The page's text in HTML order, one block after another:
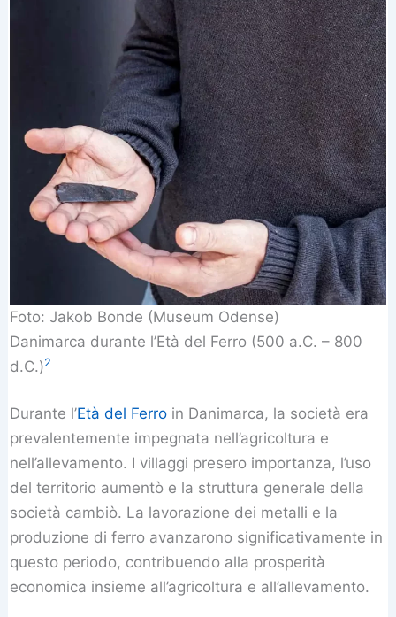
Foto: Jakob Bonde (Museum Odense)
Danimarca durante l’Età del Ferro (500 a.C. – 800
d.C.)2
Durante l’Età del Ferro in Danimarca, la società era
prevalentemente impegnata nell’agricoltura e
nell’allevamento. I villaggi presero importanza, l’uso
del territorio aumentò e la struttura generale della
società cambiò. La lavorazione dei metalli e la
produzione di ferro avanzarono significativamente in
questo periodo, contribuendo alla prosperità
economica insieme all’agricoltura e all’allevamento.